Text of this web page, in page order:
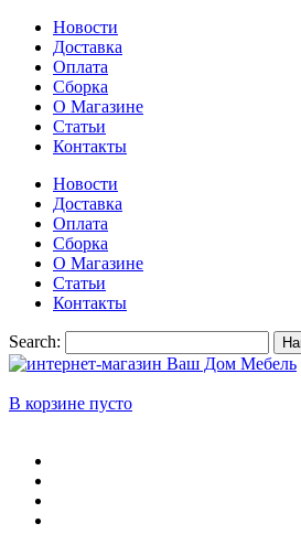
Новости
Доставка
Оплата
Сборка
О Магазине
Статьи
Контакты
Новости
Доставка
Оплата
Сборка
О Магазине
Статьи
Контакты
Search:
В корзине пусто